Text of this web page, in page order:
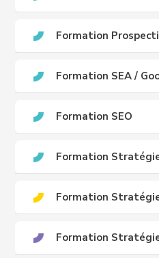
Formation
Formation SEA /
Formation SEO
Formation
Formation
Formation